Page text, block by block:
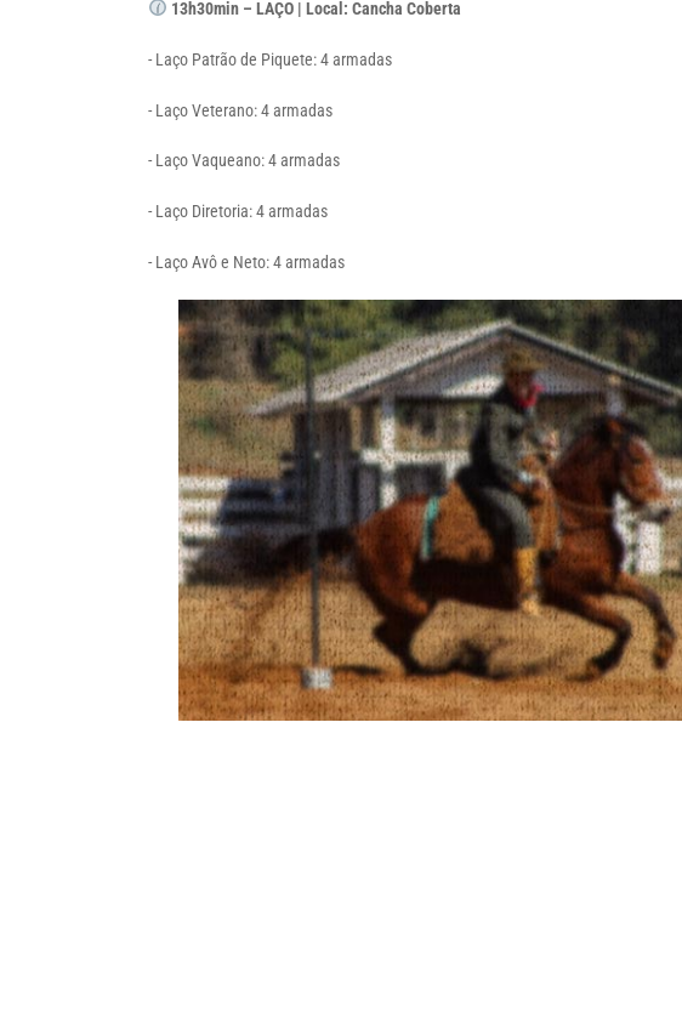
13h30min – LAÇO | Local: Cancha Coberta
- Laço Patrão de Piquete: 4 armadas
- Laço Veterano: 4 armadas
- Laço Vaqueano: 4 armadas
- Laço Diretoria: 4 armadas
- Laço Avô e Neto: 4 armadas